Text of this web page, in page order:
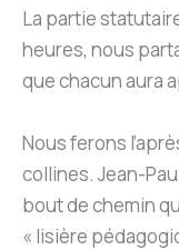
La partie
heures, nous
que chacun aura
Nous ferons
collines. Jean-
bout de chemin
« lisière